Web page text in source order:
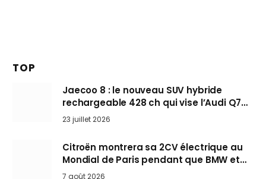
TOP
Jaecoo 8 : le nouveau SUV hybride
rechargeable 428 ch qui vise l’Audi Q7
arrive en Europe cet automne
23 juillet 2026
Citroën montrera sa 2CV électrique au
Mondial de Paris pendant que BMW et
Mini désertent le salon
7 août 2026